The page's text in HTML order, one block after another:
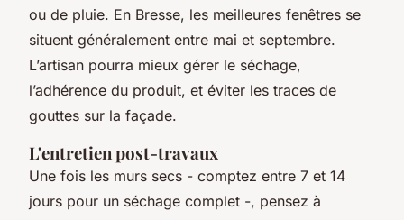
ou de pluie. En Bresse, les meilleures fenêtres se
situent généralement entre mai et septembre.
L’artisan pourra mieux gérer le séchage,
l’adhérence du produit, et éviter les traces de
gouttes sur la façade.
L'entretien post-travaux
Une fois les murs secs - comptez entre 7 et 14
jours pour un séchage complet -, pensez à